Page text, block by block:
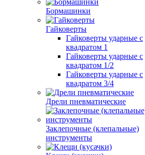
Бормашинки
Гайковерты
Гайковерты ударные с
квадратом 1
Гайковерты ударные с
квадратом 1/2
Гайковерты ударные с
квадратом 3/4
Дрели пневматические
Заклепочные (клепальные)
инструменты